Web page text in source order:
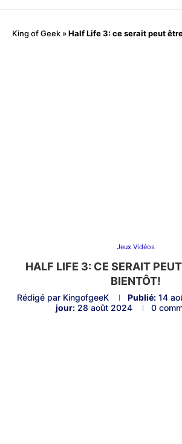
King of Geek »Half Life 3: ce serait peut
Jeux Vidéos
HALF LIFE 3: CE SERAIT
BIENTÔT!
Rédigé par KingofgeeK Publié: 14
jour: 28 août 2024 0